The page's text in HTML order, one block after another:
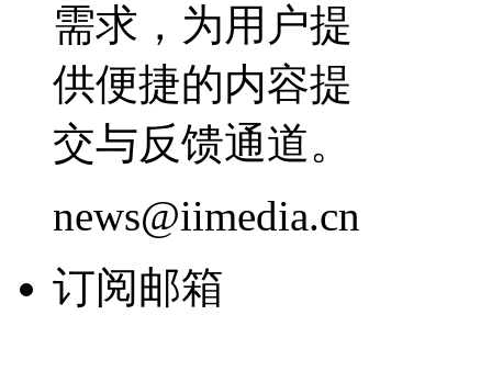
需求，为用户提
供便捷的内容提
交与反馈通道。
news@iimedia.cn
订阅邮箱